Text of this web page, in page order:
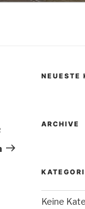
Beitrag
NEUESTE
ARCHIVE
Keine